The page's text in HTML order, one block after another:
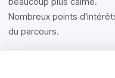
Nombreux points
du parcours.